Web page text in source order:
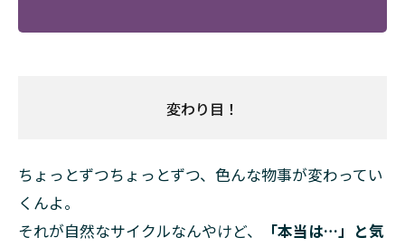
変わり目！
ちょっとずつちょっとずつ、色んな物事が変わってい
くんよ。
それが自然なサイクルなんやけど、
「本当は…」と気